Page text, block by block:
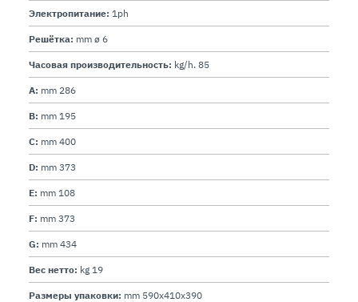
Электропитание: 1ph
Решётка: mm ø 6
Часовая производительность: kg/h. 85
A: mm 286
B: mm 195
C: mm 400
D: mm 373
E: mm 108
F: mm 373
G: mm 434
Вес нетто: kg 19
Размеры упаковки: mm 590x410x390